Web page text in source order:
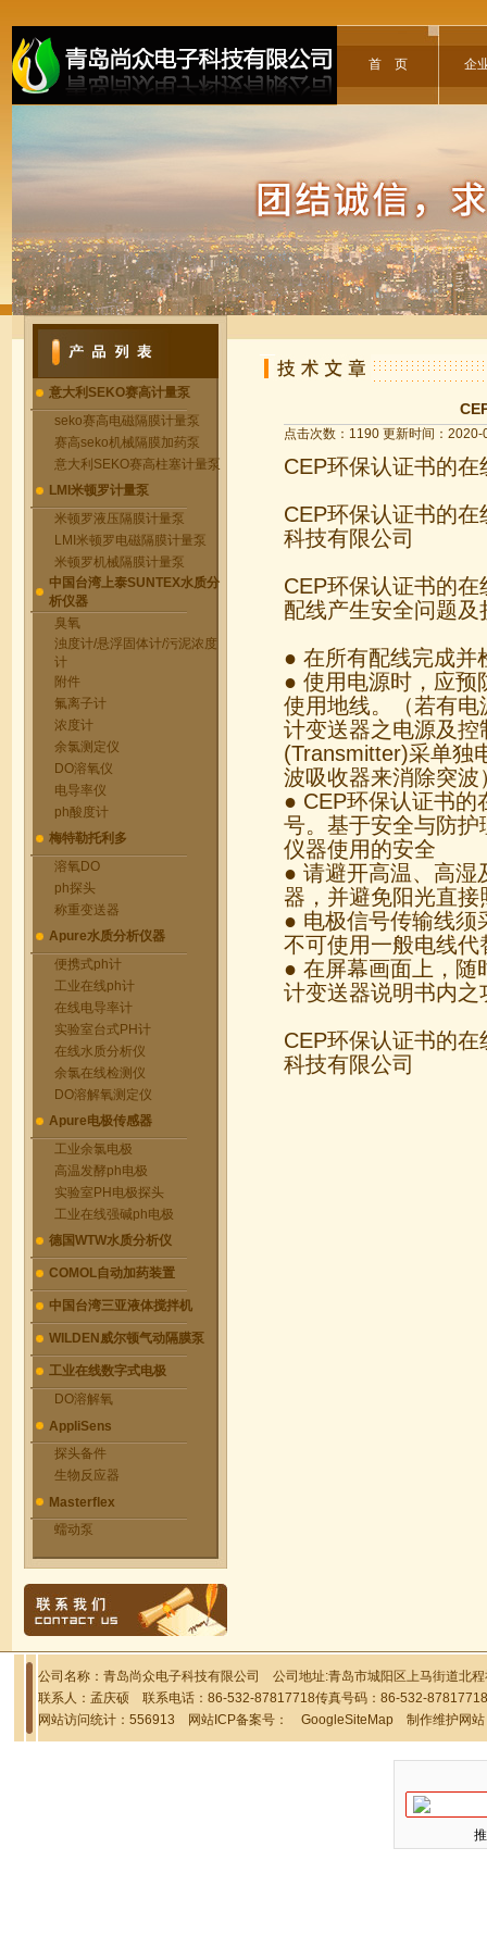
首 页 企
意大利SEKO赛高计量泵
seko赛高电磁隔膜计量泵
赛高seko机械隔膜加药泵
意大利SEKO赛高柱塞计量泵
LMI米顿罗计量泵
米顿罗液压隔膜计量泵
LMI米顿罗电磁隔膜计量泵
米顿罗机械隔膜计量泵
中国台湾上泰SUNTEX水质分
析仪器
臭氧
浊度计/悬浮固体计/污泥浓度
计
附件
氟离子计
浓度计
余氯测定仪
DO溶氧仪
电导率仪
ph酸度计
梅特勒托利多
溶氧DO
ph探头
称重变送器
Apure水质分析仪器
便携式ph计
工业在线ph计
在线电导率计
实验室台式PH计
在线水质分析仪
余氯在线检测仪
DO溶解氧测定仪
Apure电极传感器
工业余氯电极
高温发酵ph电极
实验室PH电极探头
工业在线强碱ph电极
德国WTW水质分析仪
COMOL自动加药装置
中国台湾三亚液体搅拌机
WILDEN威尔顿气动隔膜泵
工业在线数字式电极
DO溶解氧
AppliSens
探头备件
生物反应器
Masterflex
蠕动泵
点击次数：1190 更新时间：2020-
CEP环保认证书的
CEP环保认证书的
科技有限公司
CEP环保认证书的
配线产生安全问题
● 在所有配线完成并
● 使用电源时，应预
使用地线。（若有
计变送器之电源及
(Transmitter)采单独
波吸收器来消除突波
● CEP环保认证书的
号。基于安全与防
仪器使用的安全
● 请避开高温、高湿
器，并避免阳光直接
● 电极信号传输线须
不可使用一般电线代
● 在屏幕画面上，随
计变送器说明书内
CEP环保认证书的
科技有限公司
公司名称：青岛尚众电子科技有限公司 公司地址:青岛市城阳区上马街道北
联系人：孟庆硕 联系电话：86-532-87817718传真号码：86-532-
网站访问统计：556913 网站ICP备案号： GoogleSiteMap 制作维护网站